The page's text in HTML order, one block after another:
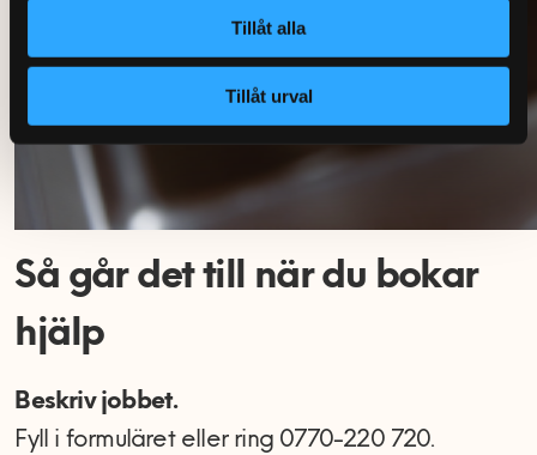
Tillåt alla
Tillåt urval
Så går det till när du bokar
hjälp
Beskriv jobbet.
Fyll i formuläret eller ring 0770-220 720.